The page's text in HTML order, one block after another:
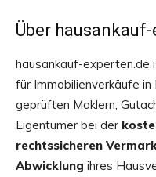
Über
hausankauf-
für Immobilienverkäufe
geprüften Maklern,
Eigentümer bei der
rechtssicheren
Abwicklung ihres